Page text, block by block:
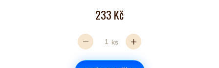
233 Kč
ks